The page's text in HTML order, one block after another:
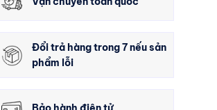
Đổi trả hàng trong 7 nếu sản
phẩm lỗi